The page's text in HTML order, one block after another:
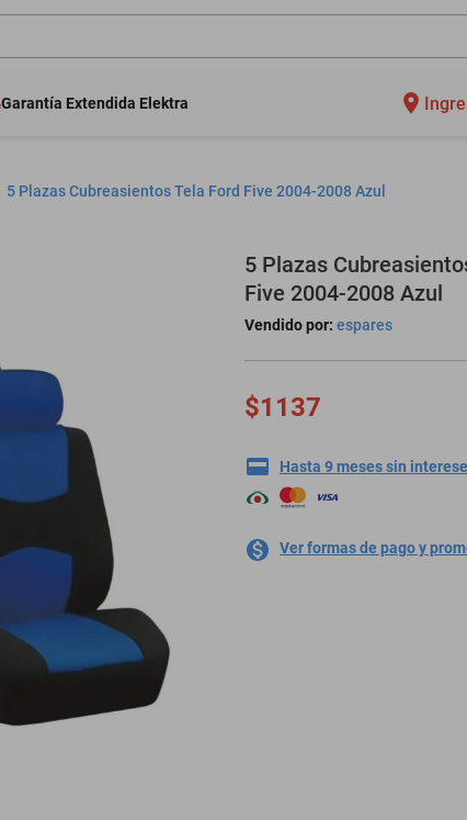
Garantía Extendida Elektra
5 Plazas Cubreasientos Tela Ford Five 2004-2008 Azul
5 Plazas
Five 2004-2008 Azul
Vendido por: espares
$1137
Hasta 9 meses sin
Ver formas de pago y